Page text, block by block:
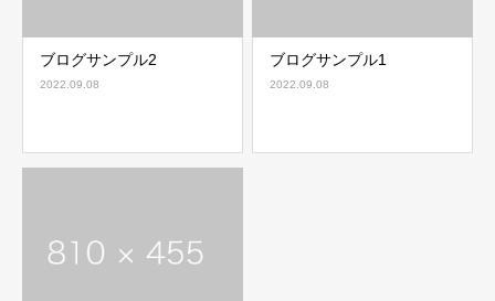
ブログサンプル2
2022.09.08
ブログサンプル1
2022.09.08